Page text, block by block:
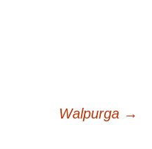
Walpurga →